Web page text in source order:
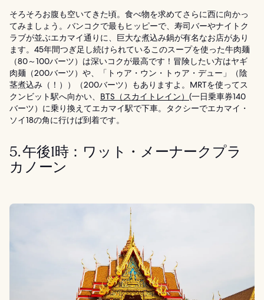
そろそろお腹も空いてきた頃。食べ物を求めてさらに西に向かっ
てみましょう。バンコクで最もヒッピーで、寿司バーやナイトク
ラブが並ぶエカマイ通りに、巨大な煮込み鍋が有名なお店があり
ます。45年間つぎ足し続けられているこのスープを使った牛肉麺
（80～100バーツ）は深いコクが最高です！冒険したい方はヤギ
肉麺（200バーツ）や、「トゥア・ウン・トゥア・デュー」（陰
茎煮込み（！））（200バーツ）もありますよ。MRTを使ってス
クンビット駅へ向かい、 BTS（スカイトレイン） (一日乗車券140
バーツ）に乗り換えてエカマイ駅で下車。タクシーでエカマイ・
ソイ18の角に行けば到着です。
5. 午後1時：ワット・メーナークプラ
カノーン